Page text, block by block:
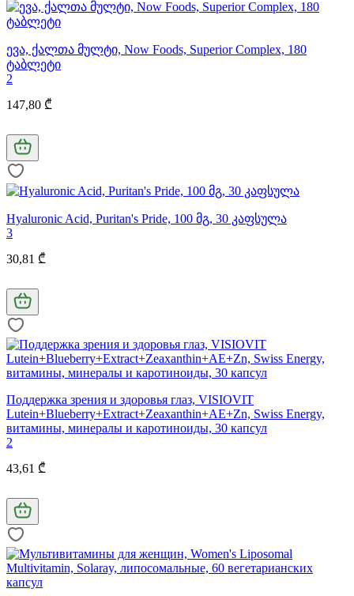
ევა, ქალთა მულტი, Now Foods, Superior Complex, 180
ტაბლეტი
2
147,80 ₾
Hyaluronic Acid, Puritan's Pride, 100 მგ, 30 კაფსულა
3
30,81 ₾
Поддержка зрения и здоровья глаз, VISIOVIT
Lutein+Blueberry+Extract+Zeaxanthin+AE+Zn, Swiss Energy,
витамины, минералы и каротиноиды, 30 капсул
2
43,61 ₾